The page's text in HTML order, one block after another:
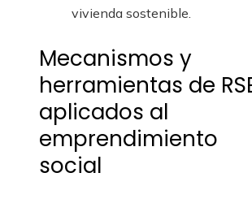
vivienda sostenible.
Mecanismos y
herramientas de
aplicados al
emprendimiento
social